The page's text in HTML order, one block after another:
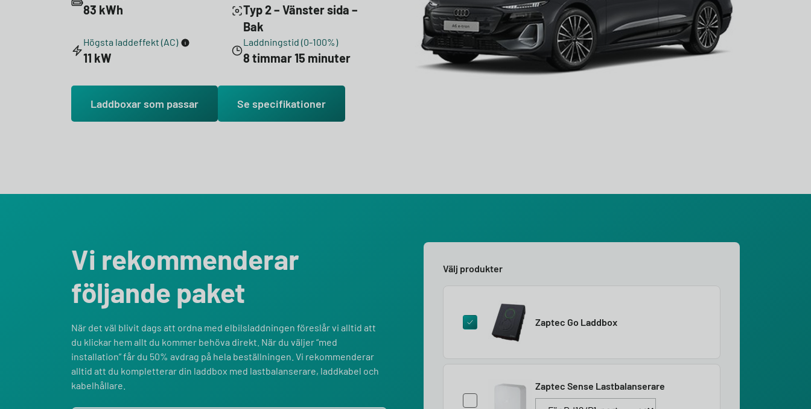
83 kWh
Typ 2 – Vänster sida –
Bak
Högsta laddeffekt (AC)
11 kW
Laddningstid (0-100%)
8 timmar 15 minuter
Laddboxar som passar Se specifikationer
Vi rekommenderar
följande paket
När det väl blivit dags att ordna med elbilsladdningen föreslår vi alltid att
du klickar hem allt du kommer behöva direkt. När du väljer “med
installation” får du 50% avdrag på hela beställningen. Vi rekommenderar
alltid att du kompletterar din laddbox med lastbalanserare, laddkabel och
kabelhållare.
Välj produkter
Zaptec Go Laddbox
Zaptec Sense Lastbalanserare